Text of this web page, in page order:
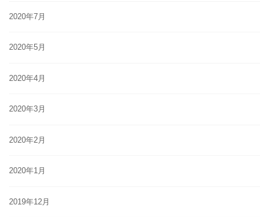
2020年7月
2020年5月
2020年4月
2020年3月
2020年2月
2020年1月
2019年12月